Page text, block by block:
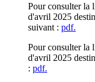
Pour consulter la
d'avril 2025
suivant : pdf.
Pour consulter la
d'avril 2025
: pdf.